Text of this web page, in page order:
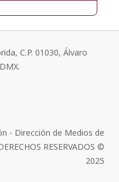
C.P. 01030, Álvaro
- Dirección de Medios de
RESERVADOS ©
2025